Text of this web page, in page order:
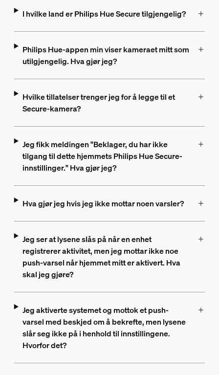
I hvilke land er Philips Hue Secure tilgjengelig?
Philips Hue-appen min viser kameraet mitt som
utilgjengelig. Hva gjør jeg?
Hvilke tillatelser trenger jeg for å legge til et
Secure-kamera?
Jeg fikk meldingen "Beklager, du har ikke
tilgang til dette hjemmets Philips Hue Secure-
innstillinger." Hva gjør jeg?
Hva gjør jeg hvis jeg ikke mottar noen varsler?
Jeg ser at lysene slås på når en enhet
registrerer aktivitet, men jeg mottar ikke noe
push-varsel når hjemmet mitt er aktivert. Hva
skal jeg gjøre?
Jeg aktiverte systemet og mottok et push-
varsel med beskjed om å bekrefte, men lysene
slår seg ikke på i henhold til innstillingene.
Hvorfor det?